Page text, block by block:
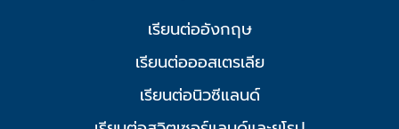
เรียนต่ออังกฤษ
เรียนต่อออสเตรเลีย
เรียนต่อนิวซีแลนด์